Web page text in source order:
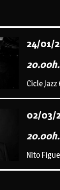
24/01/
20.00h.
Cicle Jazz
02/03/
Nito